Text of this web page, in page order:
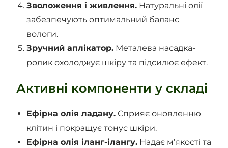
Зволоження і живлення. Натуральні олії
забезпечують оптимальний баланс
вологи.
Зручний аплікатор. Металева насадка-
ролик охолоджує шкіру та підсилює ефект.
Активні компоненти у складі
Ефірна олія ладану. Сприяє оновленню
клітин і покращує тонус шкіри.
Ефірна олія іланг-ілангу. Надає м’якості та